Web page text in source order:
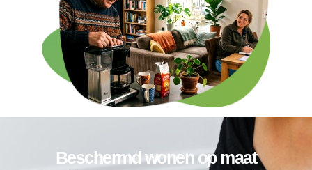
Beschermd wonen op maat